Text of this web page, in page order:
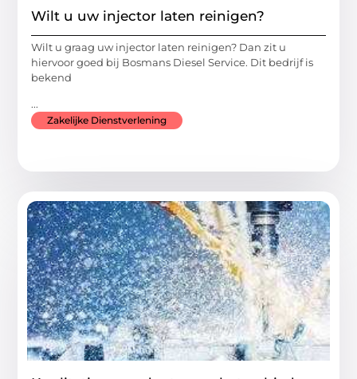
Wilt u uw injector laten reinigen?
Wilt u graag uw injector laten reinigen? Dan zit u
hiervoor goed bij Bosmans Diesel Service. Dit bedrijf is
bekend
...
Zakelijke Dienstverlening